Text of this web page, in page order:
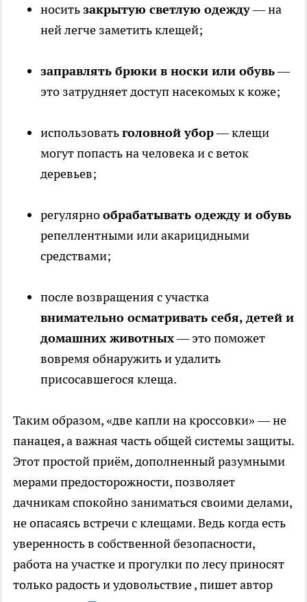
носитьзакрытую светлую одежду— на
ней легче заметить клещей;
заправлять брюки в носки или обувь—
это затрудняет доступ насекомых к коже;
использоватьголовной убор— клещи
могут попасть на человека и с веток
деревьев;
регулярнообрабатывать одежду и обувь
репеллентными или акарицидными
средствами;
после возвращения с участка
внимательно осматривать себя, детей и
домашних животных— это поможет
вовремя обнаружить и удалить
присосавшегося клеща.
Таким образом, «две капли на кроссовки» — не
панацея, а важная часть общей системы защиты.
Этот простой приём, дополненный разумными
мерами предосторожности, позволяет
дачникам спокойно заниматься своими делами,
не опасаясь встречи с клещами. Ведь когда есть
уверенность в собственной безопасности,
работа на участке и прогулки по лесу приносят
только радость и удовольствие, пишет автор